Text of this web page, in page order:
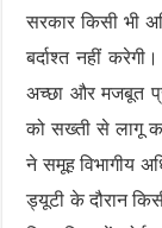
सरकार किसी भी
बर्दाश्त नहीं
अच्छा और मजबूत
को सख्ती से लागू
ने समूह विभागीय
ड्यूटी के दौरान